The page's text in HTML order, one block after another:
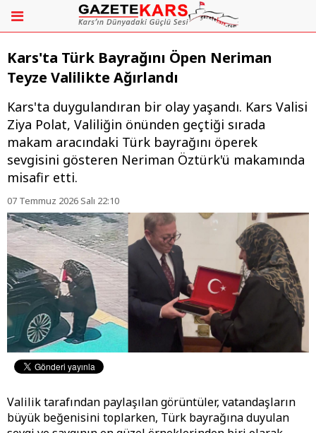
Kars'ta Türk Bayrağını Öpen Neriman
Teyze Valilikte Ağırlandı
Kars'ta duygulandıran bir olay yaşandı. Kars Valisi
Ziya Polat, Valiliğin önünden geçtiği sırada
makam aracındaki Türk bayrağını öperek
sevgisini gösteren Neriman Öztürk'ü makamında
misafir etti.
07 Temmuz 2026 Salı 22:10
Valilik tarafından paylaşılan görüntüler, vatandaşların
büyük beğenisini toplarken, Türk bayrağına duyulan